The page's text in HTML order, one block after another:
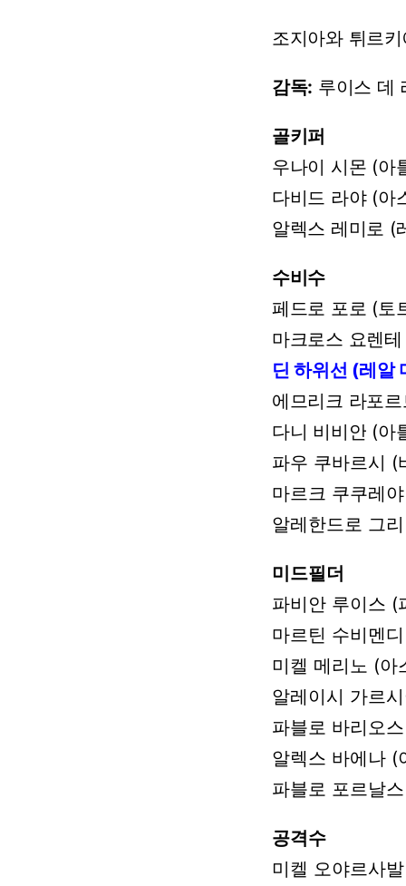
조지아와 튀르
감독: 루이스 데
골키퍼
우나이 시몬 (아
다비드 라야(아
알렉스 레미로 (
수비수
페드로 포로 (토
마크로스 요렌테
딘하위선 (레알
에므리크 라포
다니 비비안 (아
파우 쿠바르시 (
마르크 쿠쿠레야
알레한드로 그
미드필더
파비안 루이스 (
마르틴 수비멘디
미켈 메리노 (아
알레이시 가르
파블로 바리오스
알렉스 바에나 (
파블로 포르날스
공격수
미켈 오야르사발